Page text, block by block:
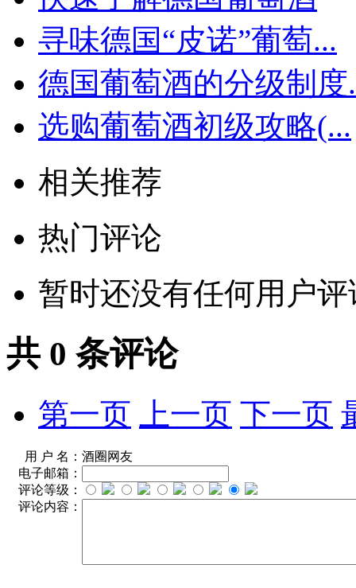
寻味德国“皮诺”葡萄...
德国葡萄酒的分级制度
选购葡萄酒初级攻略(...
相关推荐
热门评论
暂时还没有任何用户评
共 0 条评论
第一页 上一页 下一页
用 户 名： 酒圈网友
电子邮箱：
评论等级：
评论内容：